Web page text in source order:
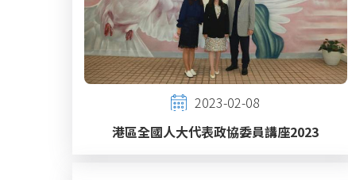
2023-02-08
港區全國人大代表政協委員講座2023